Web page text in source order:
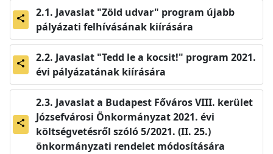
share
Javaslat "Zöld udvar" program újabb
pályázati felhívásának kiírására
share
Javaslat "Tedd le a kocsit!" program 2021.
évi pályázatának kiírására
share
Javaslat a Budapest Főváros VIII. kerület
Józsefvárosi Önkormányzat 2021. évi
költségvetésről szóló 5/2021. (II. 25.)
önkormányzati rendelet módosítására